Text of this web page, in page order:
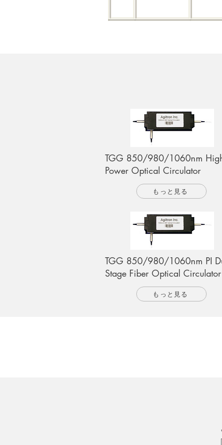
TGG 850/980/1060nm
Power Optical Circulator
もっと見る
TGG 850/980/1060nm PI
Stage Fiber Optical Circulator
もっと見る